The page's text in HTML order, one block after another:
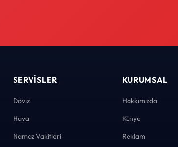
SERVISLER
Döviz
Hava
Namaz Vakitleri
KURUMSAL
Hakkımızda
Künye
Reklam